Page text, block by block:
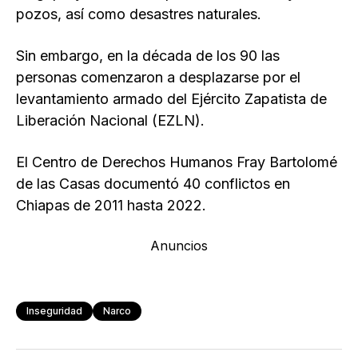
pozos, así como desastres naturales.
Sin embargo, en la década de los 90 las
personas comenzaron a desplazarse por el
levantamiento armado del Ejército Zapatista de
Liberación Nacional (EZLN).
El Centro de Derechos Humanos Fray Bartolomé
de las Casas documentó 40 conflictos en
Chiapas de 2011 hasta 2022.
Anuncios
Inseguridad Narco